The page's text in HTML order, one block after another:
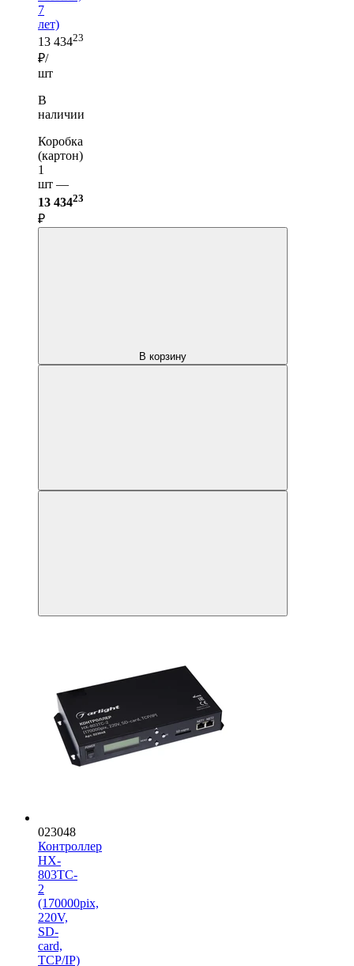
7
лет)
13 43423
₽/
шт
В
наличии
Коробка
(картон)
1
шт —
13 43423
₽
В корзину
023048
Контроллер
HX-
803TC-
2
(170000pix,
220V,
SD-
card,
TCP/IP)